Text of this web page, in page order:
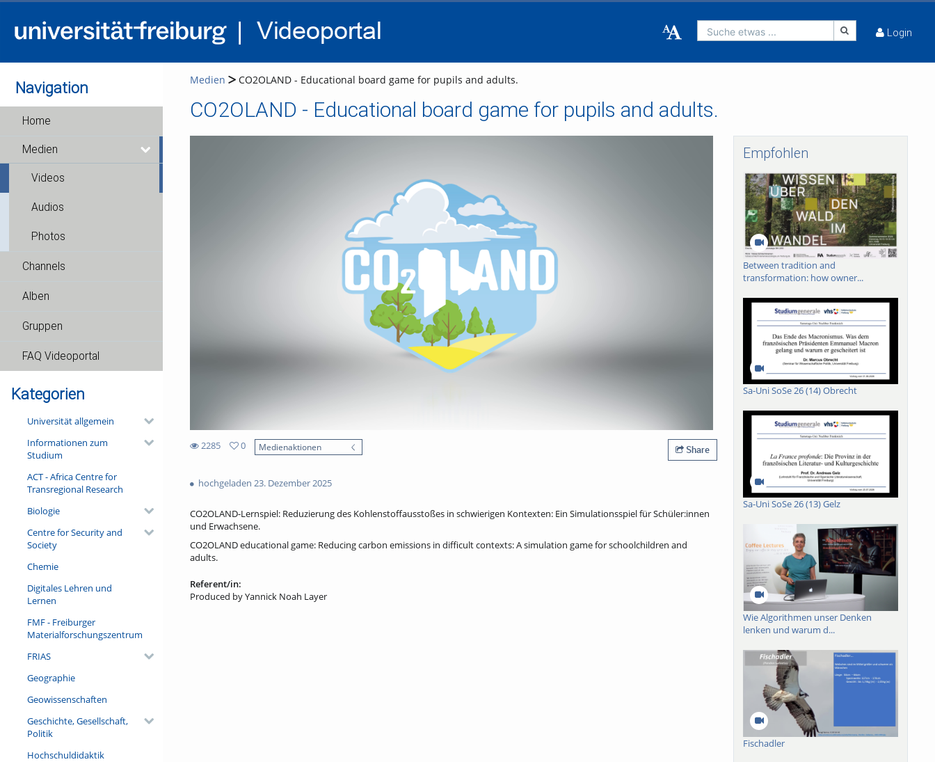
Suche etwas ... Login
Navigation
Home
Medien
Videos
Audios
Photos
Channels
Alben
Gruppen
FAQ Videoportal
Kategorien
Universität allgemein
Informationen zum
Studium
ACT - Africa Centre for
Transregional Research
Biologie
Centre for Security and
Society
Chemie
Digitales Lehren und
Lernen
FMF - Freiburger
Materialforschungszentrum
FRIAS
Geographie
Geowissenschaften
Geschichte, Gesellschaft,
Politik
Hochschuldidaktik
Medien CO2OLAND - Educational board game for pupils and adults.
CO2OLAND - Educational board game for pupils and adults.
Video abspielen
2285
views
0
Medienaktionen Share
hochgeladen 23. Dezember 2025
CO2OLAND-Lernspiel: Reduzierung des Kohlenstoffausstoßes in schwierigen Kontexten: Ein Simulationsspiel für Schüler:innen
und Erwachsene.
CO2OLAND educational game: Reducing carbon emissions in difficult contexts: A simulation game for schoolchildren and
adults.
Referent/in:
Produced by Yannick Noah Layer
Empfohlen
Between tradition and
transformation: how owner...
Sa-Uni SoSe 26 (14) Obrecht
Sa-Uni SoSe 26 (13) Gelz
Wie Algorithmen unser Denken
lenken und warum d...
Fischadler